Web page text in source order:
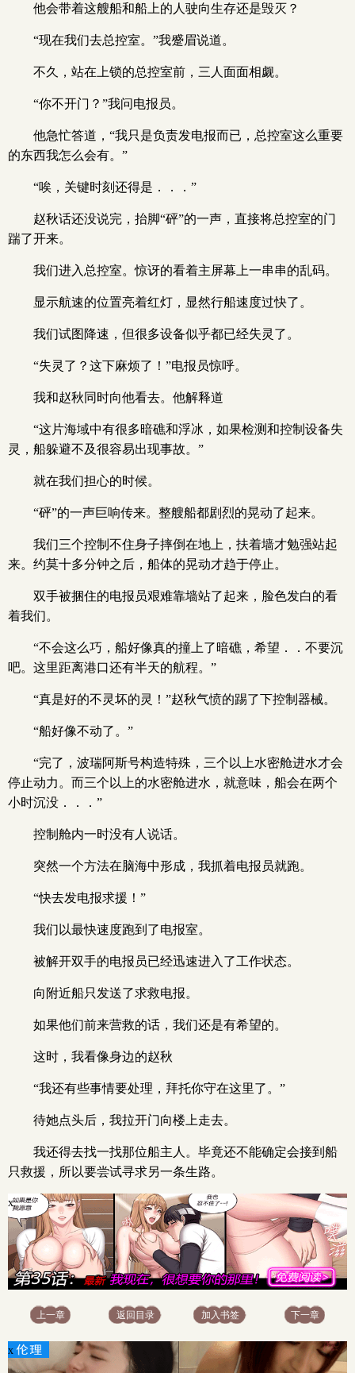
他会带着这艘船和船上的人驶向生存还是毁灭？
“现在我们去总控室。”我蹙眉说道。
不久，站在上锁的总控室前，三人面面相觑。
“你不开门？”我问电报员。
他急忙答道，“我只是负责发电报而已，总控室这么重要
的东西我怎么会有。”
“唉，关键时刻还得是．．．”
赵秋话还没说完，抬脚“砰”的一声，直接将总控室的门
踹了开来。
我们进入总控室。惊讶的看着主屏幕上一串串的乱码。
显示航速的位置亮着红灯，显然行船速度过快了。
我们试图降速，但很多设备似乎都已经失灵了。
“失灵了？这下麻烦了！”电报员惊呼。
我和赵秋同时向他看去。他解释道
“这片海域中有很多暗礁和浮冰，如果检测和控制设备失
灵，船躲避不及很容易出现事故。”
就在我们担心的时候。
“砰”的一声巨响传来。整艘船都剧烈的晃动了起来。
我们三个控制不住身子摔倒在地上，扶着墙才勉强站起
来。约莫十多分钟之后，船体的晃动才趋于停止。
双手被捆住的电报员艰难靠墙站了起来，脸色发白的看
着我们。
“不会这么巧，船好像真的撞上了暗礁，希望．．不要沉
吧。这里距离港口还有半天的航程。”
“真是好的不灵坏的灵！”赵秋气愤的踢了下控制器械。
“船好像不动了。”
“完了，波瑞阿斯号构造特殊，三个以上水密舱进水才会
停止动力。而三个以上的水密舱进水，就意味，船会在两个
小时沉没．．．”
控制舱内一时没有人说话。
突然一个方法在脑海中形成，我抓着电报员就跑。
“快去发电报求援！”
我们以最快速度跑到了电报室。
被解开双手的电报员已经迅速进入了工作状态。
向附近船只发送了求救电报。
如果他们前来营救的话，我们还是有希望的。
这时，我看像身边的赵秋
“我还有些事情要处理，拜托你守在这里了。”
待她点头后，我拉开门向楼上走去。
我还得去找一找那位船主人。毕竟还不能确定会接到船
只救援，所以要尝试寻求另一条生路。
x
上一章 返回目录 加入书签 下一章
x